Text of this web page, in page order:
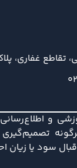
تقاطع غفاری،
و
تصمیم‌گیری
سود یا زیان